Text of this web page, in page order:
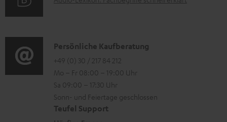
n
m
V
e
r
s
i
e
n
z
u
r
t
g
e
r
ä
t
i
o
-
L
e
K
o
n
t
a
Persönliche Kaufberatung
+49 (0) 30 / 217 84 212
Mo – Fr 08:00 – 19:00 Uhr
Sa 09:00 – 17:30 Uhr
Sonn- und Feiertage geschlossen
Teufel Support